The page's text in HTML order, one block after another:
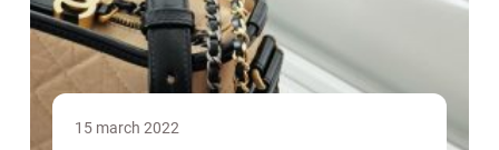
15 march 2022